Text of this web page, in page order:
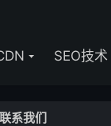
SEO技术
联系我们